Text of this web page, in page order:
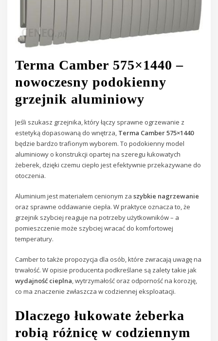
Terma Camber 575×1440 –
nowoczesny podokienny
grzejnik aluminiowy
Jeśli szukasz grzejnika, który łączy sprawne ogrzewanie z
estetyką dopasowaną do wnętrza, Terma Camber 575×1440
będzie bardzo trafionym wyborem. To podokienny model
aluminiowy o konstrukcji opartej na szeregu łukowatych
żeberek, dzięki czemu ciepło jest efektywnie przekazywane do
otoczenia.
Aluminium jest materiałem cenionym zaszybkie nagrzewanie
oraz sprawne oddawanie ciepła. W praktyce oznacza to, że
grzejnik szybciej reaguje na potrzeby użytkowników – a
pomieszczenie może szybciej wracać do komfortowej
temperatury.
Camber to także propozycja dla osób, które zwracają uwagę na
trwałość. W opisie producenta podkreślane są zalety takie jak
wydajność cieplna, wytrzymałość oraz odporność na korozję,
co ma znaczenie zwłaszcza w codziennej eksploatacji.
Dlaczego łukowate żeberka
robią różnicę w codziennym